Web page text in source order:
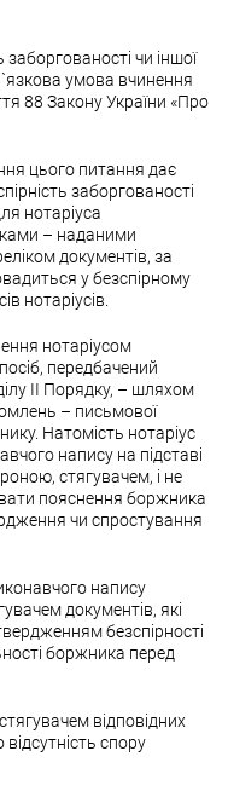
чи іншої
умова вчинення
88 Закону України «Про
цього питання дає
заборгованості
нотаріуса
– наданими
документів, за
у безспірному
нотаріусів.
нотаріусом
передбачений
ІІ Порядку, – шляхом
– письмової
Натомість нотаріус
напису на підставі
стягувачем, і не
пояснення боржника
чи спростування
напису
документів, які
безспірності
боржника перед
відповідних
спору